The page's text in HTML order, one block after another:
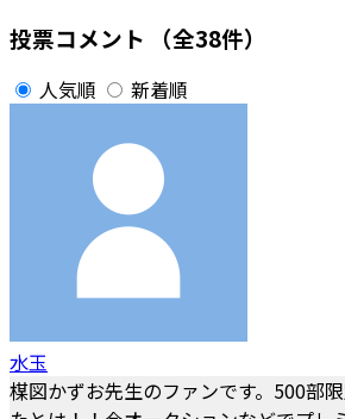
投票コメント （全38件）
人気順 新着順
水玉
楳図かずお先生のファンです。500部